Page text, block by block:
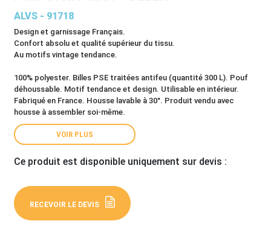
ALVS - 91718
Design et garnissage Français.
Confort absolu et qualité supérieur du tissu.
Au motifs vintage tendance.
100% polyester. Billes PSE traitées antifeu (quantité 300 L). Pouf
déhoussable. Motif tendance et design. Utilisable en intérieur.
Fabriqué en France. Housse lavable à 30°. Produit vendu avec
housse à assembler soi-même.
VOIR PLUS
Ce produit est disponible uniquement sur devis :
RECEVOIR LE DEVIS